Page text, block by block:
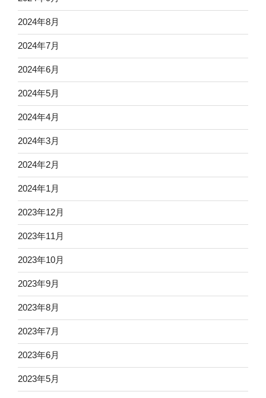
2024年8月
2024年7月
2024年6月
2024年5月
2024年4月
2024年3月
2024年2月
2024年1月
2023年12月
2023年11月
2023年10月
2023年9月
2023年8月
2023年7月
2023年6月
2023年5月